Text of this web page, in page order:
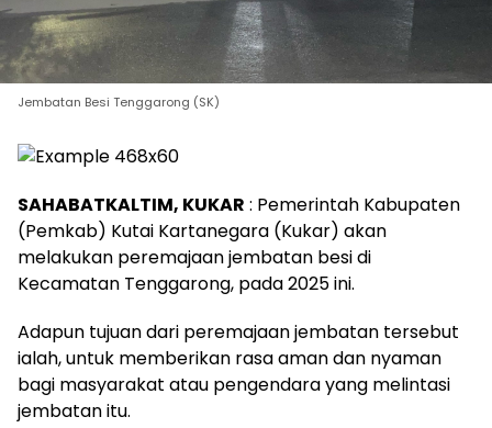
Jembatan Besi Tenggarong (SK)
SAHABATKALTIM, KUKAR : Pemerintah Kabupaten
(Pemkab) Kutai Kartanegara (Kukar) akan
melakukan peremajaan jembatan besi di
Kecamatan Tenggarong, pada 2025 ini.
Adapun tujuan dari peremajaan jembatan tersebut
ialah, untuk memberikan rasa aman dan nyaman
bagi masyarakat atau pengendara yang melintasi
jembatan itu.